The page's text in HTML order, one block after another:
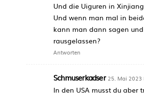
Und die Uiguren in
Und wenn man mal in
kann man dann sagen
rausgelassen?
Antworten
Schmuserkadser 25. Mai 2023
In den USA musst du aber